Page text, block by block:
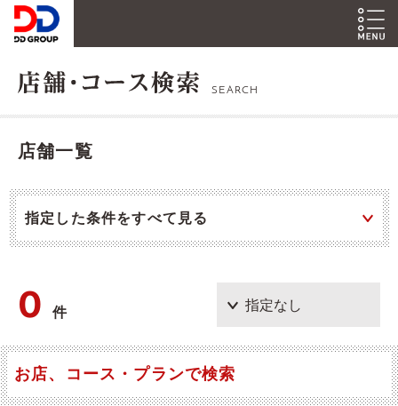
SEARCH
店舗一覧
指定した条件をすべて見る
0件
お店、コース・プランで検索